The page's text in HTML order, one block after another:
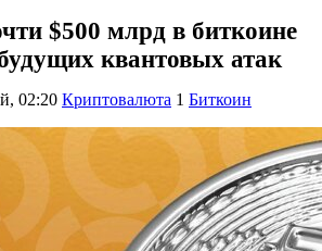
$500 млрд в биткоине
квантовых атак
02:20 Криптовалюта 1 Биткоин